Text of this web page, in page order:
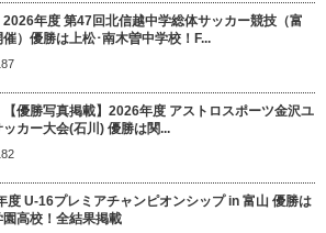
2026年度 第47回北信越中学総体サッカー競技（富
催）優勝は上松･南木曽中学校！F...
【優勝写真掲載】2026年度 アストロスポーツ金沢ユ
ッカー大会(石川) 優勝は関...
度 U-16プレミアチャンピオンシップ in 富山 優勝は
園高校！全結果掲載